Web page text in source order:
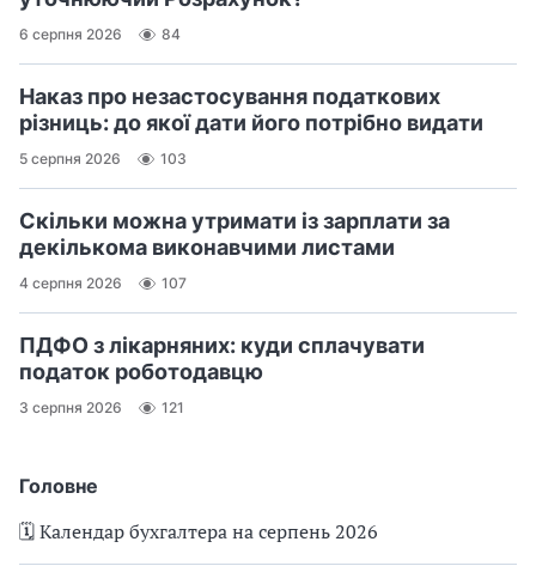
Головне
🗓️ Календар бухгалтера на серпень 2026
6 серпня 2026 84
Наказ про незастосування податкових
різниць: до якої дати його потрібно видати
5 серпня 2026 103
Скільки можна утримати із зарплати за
декількома виконавчими листами
4 серпня 2026 107
ПДФО з лікарняних: куди сплачувати
податок роботодавцю
3 серпня 2026 121